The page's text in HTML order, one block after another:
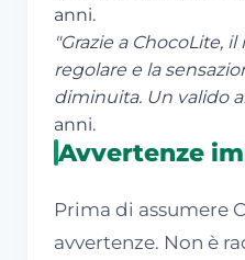
anni.
"Grazie a ChocoLite,
regolare e la
diminuita. Un valido
anni.
Avvertenze
Prima di assumere
avvertenze. Non è